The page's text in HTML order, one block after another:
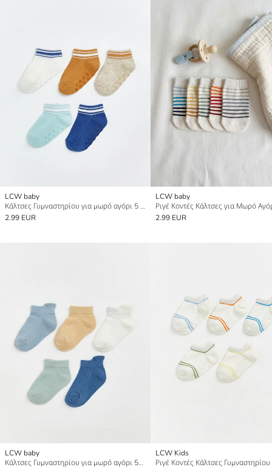
LCW baby
Κάλτσες Γυμναστηρίου για μωρό αγόρι 5 Pack
2.99 EUR
LCW baby
2.99 EUR
LCW baby
Κάλτσες Γυμναστηρίου για μωρό αγόρι 5άδα
LCW Kids